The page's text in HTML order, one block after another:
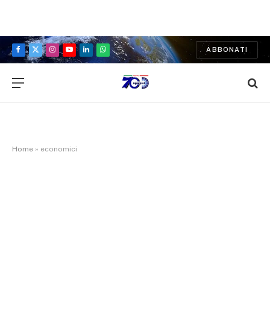
Facebook
X
Instagram
YouTubeLinkedInWhatsApp
ABBONATI
Home » economici